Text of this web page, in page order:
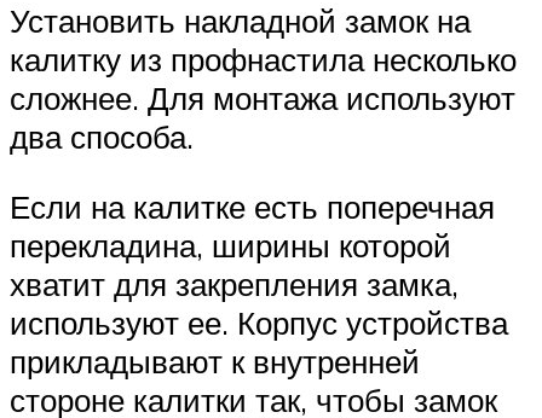
Установить накладной замок на
калитку из профнастила несколько
сложнее. Для монтажа используют
два способа.
Если на калитке есть поперечная
перекладина, ширины которой
хватит для закрепления замка,
используют ее. Корпус устройства
прикладывают к внутренней
стороне калитки так, чтобы замок